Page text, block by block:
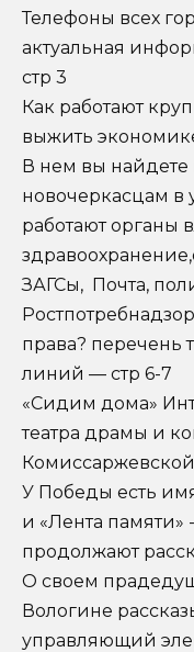
Телефоны всех
актуальная
стр 3
Как работают
выжить
В нем вы найдете
новочеркасцам в
работают органы
ЗАГСы, Почта,
права? перечень
линий — стр 6-7
«Сидим дома»
театра драмы и
У Победы есть
и «Лента памяти»
продолжают
О своем
Вологине
управляющий